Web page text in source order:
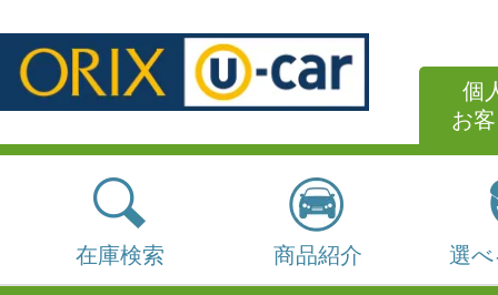
個
お
在庫検索 商品紹介 選